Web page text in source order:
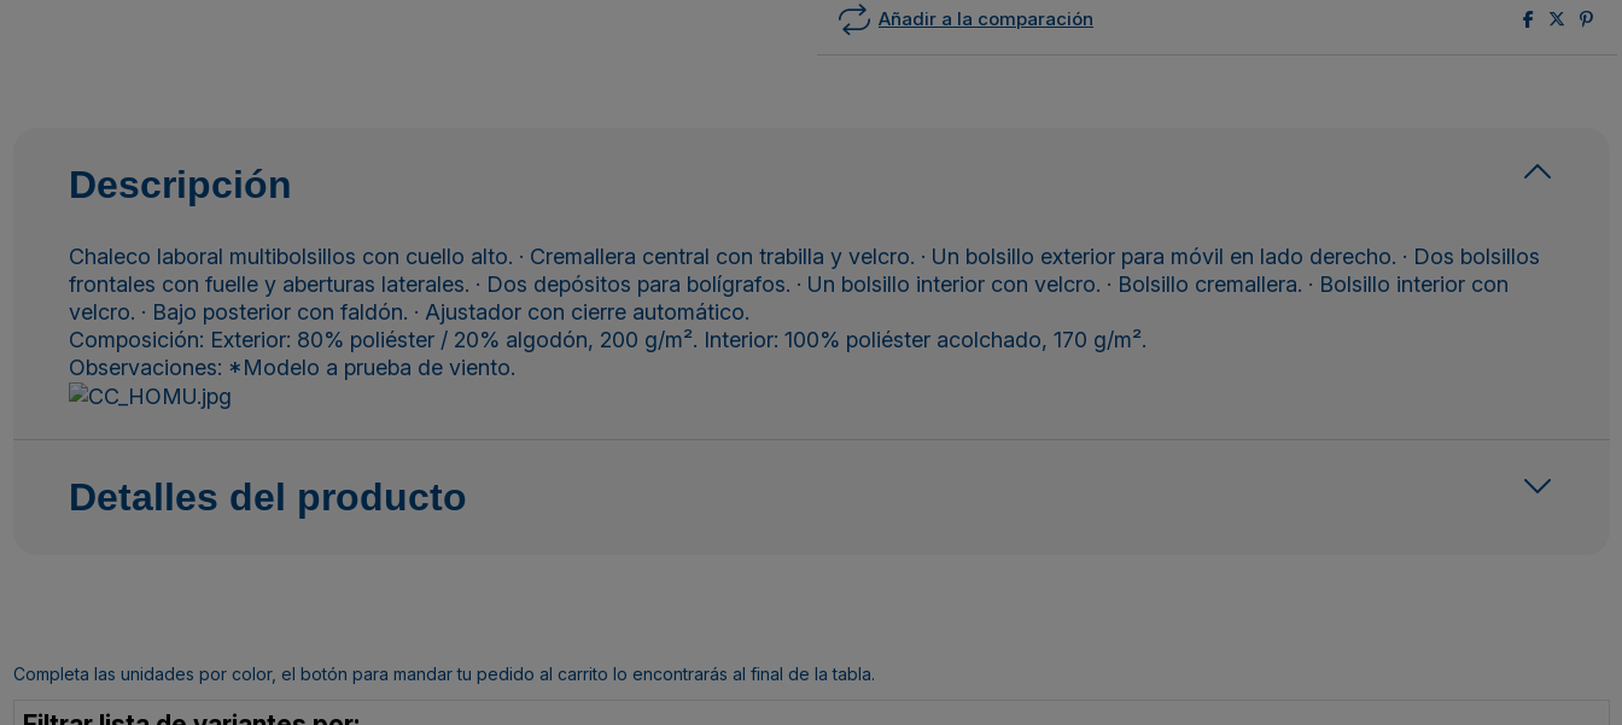
Añadir a la comparación
Descripción
Chaleco laboral multibolsillos con cuello alto. · Cremallera central con trabilla y velcro. · Un bolsillo exterior para móvil en lado derecho. · Dos bolsillos
frontales con fuelle y aberturas laterales. · Dos depósitos para bolígrafos. · Un bolsillo interior con velcro. · Bolsillo cremallera. · Bolsillo interior con
velcro. · Bajo posterior con faldón. · Ajustador con cierre automático.
Composición: Exterior: 80% poliéster / 20% algodón, 200 g/m². Interior: 100% poliéster acolchado, 170 g/m².
Observaciones: *Modelo a prueba de viento.
Detalles del producto
Completa las unidades por color, el botón para mandar tu pedido al carrito lo encontrarás al final de la tabla.